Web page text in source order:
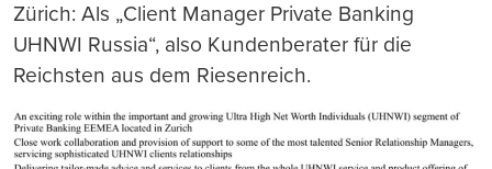
Zürich: Als „Client Manager Private Banking
UHNWI Russia“, also Kundenberater für die
Reichsten aus dem Riesenreich.